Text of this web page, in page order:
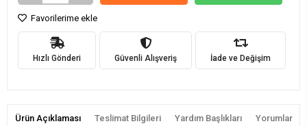
Favorilerime ekle
Hızlı Gönderi Güvenli Alışveriş İade ve Değişim
Ürün Açıklaması Teslimat Bilgileri Yardım Başlıkları Yorumlar